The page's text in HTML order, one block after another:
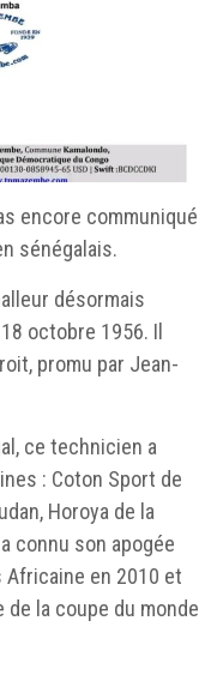
encore communiqué
sénégalais.
désormais
octobre 1956. Il
promu par Jean-
ce technicien a
: Coton Sport de
Horoya de la
connu son apogée
en 2010 et
de la coupe du monde